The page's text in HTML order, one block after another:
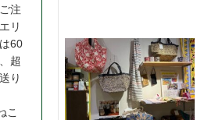
注
リ
60
超
り
こ